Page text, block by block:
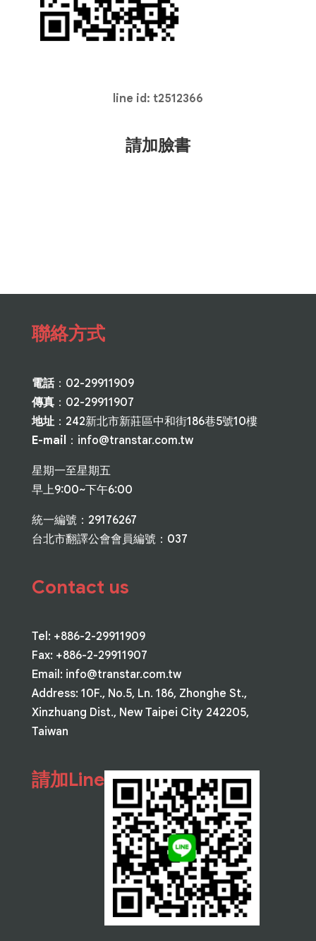
line id: t2512366
請加臉書
聯絡方式
電話：02-29911909
傳真：02-29911907
地址：242新北市新莊區中和街186巷5號10樓
E-mail ： info@transtar.com.tw
星期一至星期五
早上9:00~下午6:00
統一編號：29176267
台北市翻譯公會會員編號：037
Contact us
Tel: +886-2-29911909
Fax: +886-2-29911907
Email: info@transtar.com.tw
Address: 10F., No.5, Ln. 186, Zhonghe St.,
Xinzhuang Dist., New Taipei City 242205,
Taiwan
請加Line